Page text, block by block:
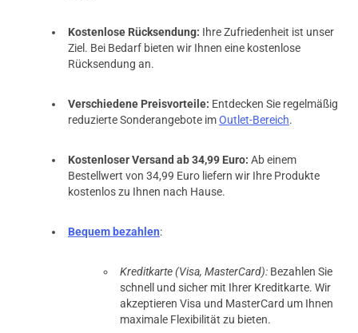
Kostenlose Rücksendung: Ihre Zufriedenheit ist unser
Ziel. Bei Bedarf bieten wir Ihnen eine kostenlose
Rücksendung an.
Verschiedene Preisvorteile: Entdecken Sie regelmäßig
reduzierte Sonderangebote imOutlet-Bereich.
Kostenloser Versand ab 34,99 Euro: Ab einem
Bestellwert von 34,99 Euro liefern wir Ihre Produkte
kostenlos zu Ihnen nach Hause.
Bequem bezahlen:
Kreditkarte (Visa, MasterCard): Bezahlen Sie
schnell und sicher mit Ihrer Kreditkarte. Wir
akzeptieren Visa und MasterCard um Ihnen
maximale Flexibilität zu bieten.